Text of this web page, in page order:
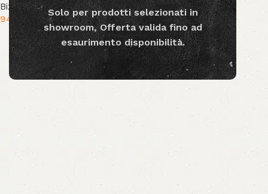
Solo per prodotti selezionati in
showroom, Offerta valida fino ad
esaurimento disponibilità.
Bizzotto,Collezione Decor
94.99 €
Aggiungi al carrello